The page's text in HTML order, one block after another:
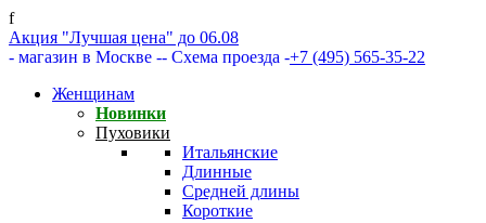
f
Акция "Лучшая цена" до 06.08
- магазин в Москве -- Схема проезда -+7 (495) 565-35-22
Женщинам
Новинки
Пуховики
Итальянские
Длинные
Средней длины
Короткие